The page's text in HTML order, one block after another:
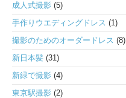
成人式撮影 (5)
手作りウエディングドレス (1)
撮影のためのオーダードレス (8)
新日本髪 (31)
新緑で撮影 (4)
東京駅撮影 (2)